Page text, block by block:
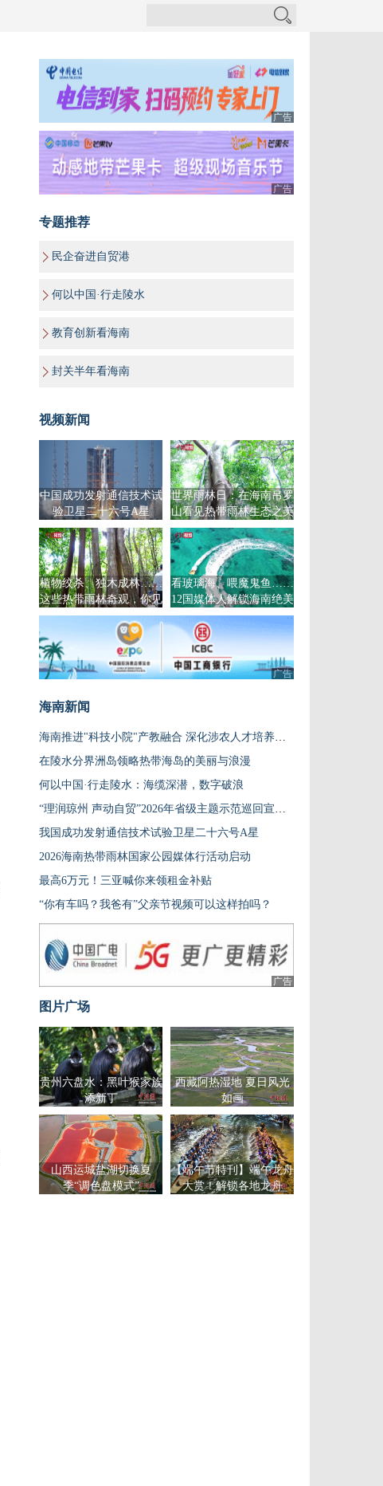
广告
广告
专题推荐
民企奋进自贸港
何以中国·行走陵水
教育创新看海南
封关半年看海南
视频新闻
中国成功发射通信技术试
验卫星二十六号A星
世界雨林日：在海南吊罗
山看见热带雨林生态之美
植物绞杀、独木成林……
这些热带雨林奇观，你见
过吗？
看玻璃海、喂魔鬼鱼……
12国媒体人解锁海南绝美
海岛
广告
海南新闻
海南推进"科技小院"产教融合 深化涉农人才培养改革
在陵水分界洲岛领略热带海岛的美丽与浪漫
何以中国·行走陵水：海缆深潜，数字破浪
“理润琼州 声动自贸”2026年省级主题示范巡回宣讲走进琼海活动举行
我国成功发射通信技术试验卫星二十六号A星
2026海南热带雨林国家公园媒体行活动启动
最高6万元！三亚喊你来领租金补贴
“你有车吗？我爸有”父亲节视频可以这样拍吗？
广告
图片广场
贵州六盘水：黑叶猴家族
添新丁
西藏阿热湿地 夏日风光
如画
山西运城盐湖切换夏
季“调色盘模式”
【端午节特刊】端午龙舟
大赏！解锁各地龙舟